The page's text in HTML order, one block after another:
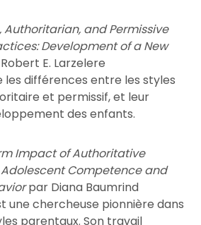
and Permissive
Development of a New
E. Larzelere
différences entre les styles
et permissif, et leur
des enfants.
Impact of Authoritative
Competence and
par Diana Baumrind
une chercheuse pionnière dans
parentaux. Son travail